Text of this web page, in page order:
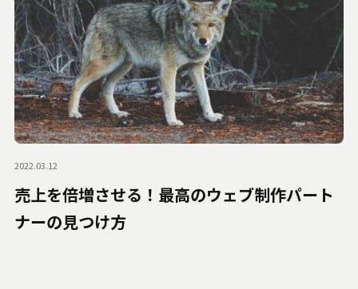
2022.03.12
売上を倍増させる！最高のウェブ制作パート
ナーの見つけ方